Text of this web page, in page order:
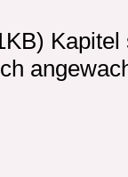
Kapitel